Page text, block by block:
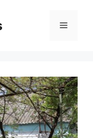
Меню